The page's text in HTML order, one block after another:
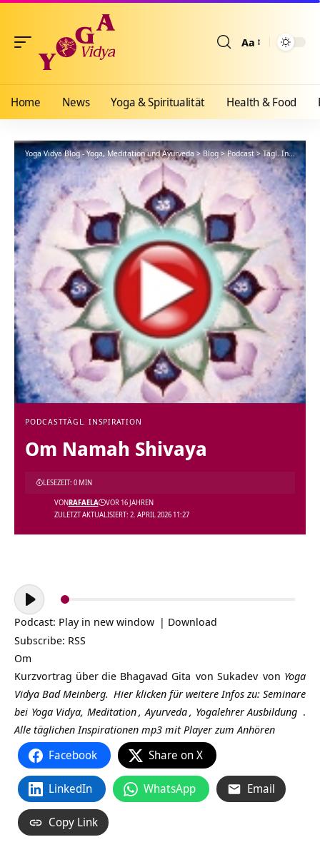
Aa
Home News Yoga & Spiritualität Health & Food
Yoga Vidya Blog - Yoga, Meditation und Ayurveda>Blog>Podcast>Tägl. Inspiration
PODCASTTÄGL. INSPIRATION
Om Namah Shivaya
ZULETZT AKTUALISIERT: 2. APRIL 2026 11:27
VONRAFAELA VOR 16 JAHREN
LESEZEIT: 0 MIN
Audio-
Player
Podcast: Play in new window | Download
Subscribe: RSS
Om
Kurzvortrag über die Bhagavad Gita von Sukadev von Yoga
Vidya Bad Meinberg. Hier klicken für weitere Infos zu: Seminare
bei Yoga Vidya, Meditation,Ayurveda, Yogalehrer Ausbildung .
Alle täglichen Inspirationen mp3 mit Player zum Anhören
Facebook Share on X
LinkedIn WhatsApp Email
Copy Link